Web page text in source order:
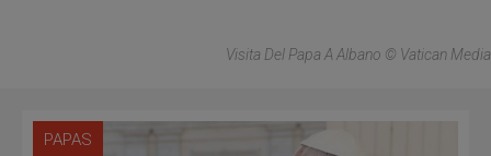
Visita Del Papa A Albano © Vatican Media
PAPAS